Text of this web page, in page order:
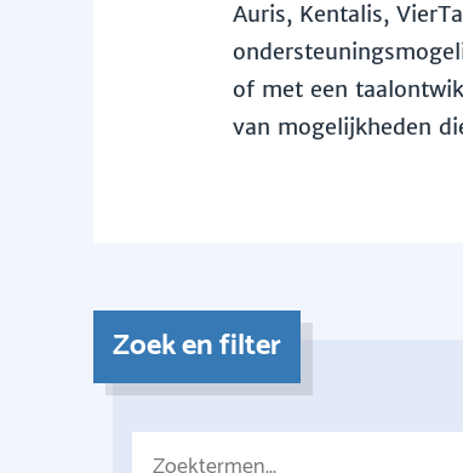
Auris, Kentalis,
of met een
van mogelijkheden
Zoek en filter